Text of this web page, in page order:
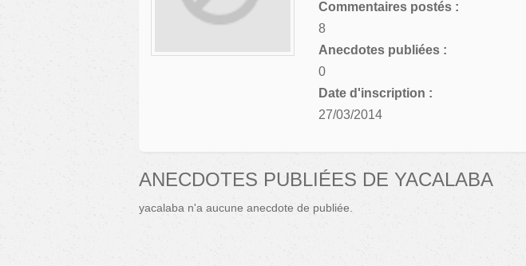
Commentaires postés :
8
Anecdotes publiées :
0
Date d'inscription :
27/03/2014
ANECDOTES PUBLIÉES DE YACALABA
yacalaba n'a aucune anecdote de publiée.